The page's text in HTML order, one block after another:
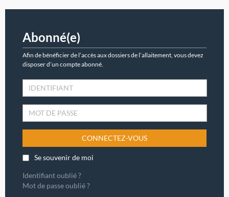
Abonné(e)
Afin de bénéficier de l’accès aux dossiers de l’allaitement, vous devez
disposer d’un compte abonné.
CONNECTEZ-VOUS
Se souvenir de moi
Identifiant oublié ?
Mot de passe oublié ?